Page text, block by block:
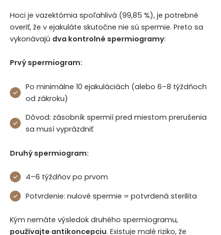
Hoci je vazektómia spoľahlivá (99,85 %), je potrebné
overiť, že v ejakuláte skutočne nie sú spermie. Preto sa
vykonávajú dva kontrolné spermiogramy:
Prvý spermiogram:
Po minimálne 10 ejakuláciách (alebo 6–8 týždňoch
od zákroku)
Dôvod: zásobník spermií pred miestom prerušenia
sa musí vyprázdniť
Druhý spermiogram:
4–6 týždňov po prvom
Potvrdenie: nulové spermie = potvrdená sterilita
Kým nemáte výsledok druhého spermiogramu,
používajte antikoncepciu. Existuje malé riziko, že